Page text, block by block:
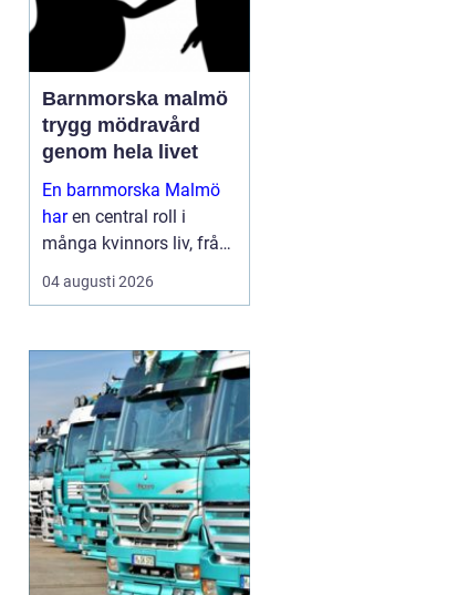
Barnmorska malmö
trygg mödravård
genom hela livet
En barnmorska Malmö
haren central roll i
många kvinnors liv, från
preventivmedelsrådgivni
förlossningsförberedelse
och tiden efter att barnet
är fött. För må...
04 augusti 2026